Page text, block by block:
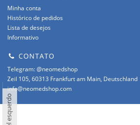
Minha conta
Histórico de pedidos
Lista de desejos
Informativo
CONTATO
Telegram: @neomedshop
Zeil 105, 60313 Frankfurt am Main, Deutschland
info@neomedshop.com